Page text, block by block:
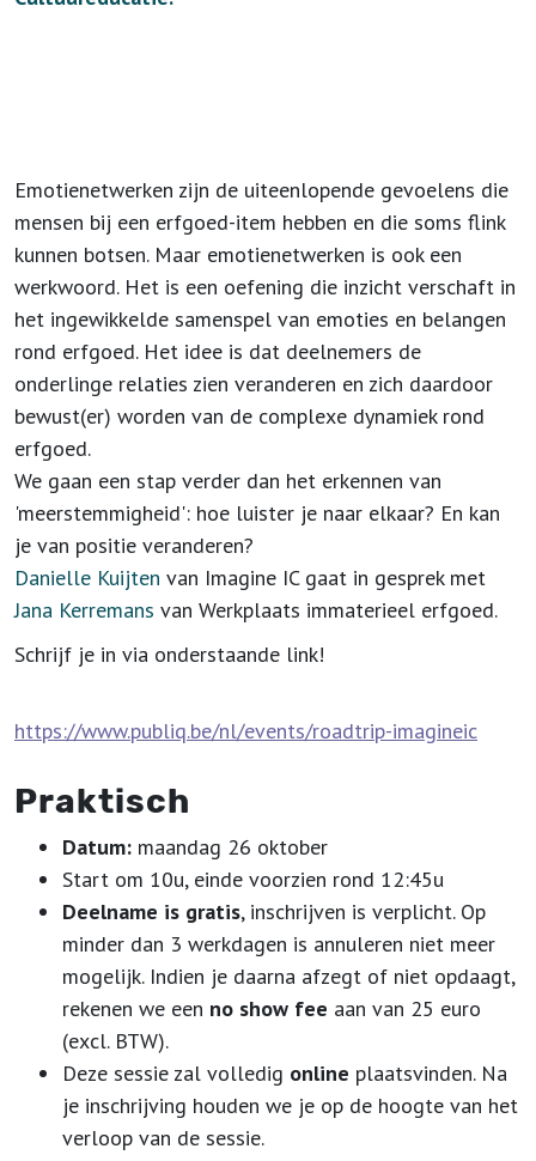
Emotienetwerken zijn de uiteenlopende gevoelens die
mensen bij een erfgoed-item hebben en die soms flink
kunnen botsen. Maar emotienetwerken is ook een
werkwoord. Het is een oefening die inzicht verschaft in
het ingewikkelde samenspel van emoties en belangen
rond erfgoed. Het idee is dat deelnemers de
onderlinge relaties zien veranderen en zich daardoor
bewust(er) worden van de complexe dynamiek rond
erfgoed.
We gaan een stap verder dan het erkennen van
'meerstemmigheid': hoe luister je naar elkaar? En kan
je van positie veranderen?
Danielle Kuijten van Imagine IC gaat in gesprek met
Jana Kerremans van Werkplaats immaterieel erfgoed.
Schrijf je in via onderstaande link!
https://www.publiq.be/nl/events/roadtrip-imagineic
Praktisch
Datum: maandag 26 oktober
Start om 10u, einde voorzien rond 12:45u
Deelname is gratis, inschrijven is verplicht. Op
minder dan 3 werkdagen is annuleren niet meer
mogelijk. Indien je daarna afzegt of niet opdaagt,
rekenen we een no show fee aan van 25 euro
(excl. BTW).
Deze sessie zal volledig online plaatsvinden. Na
je inschrijving houden we je op de hoogte van het
verloop van de sessie.